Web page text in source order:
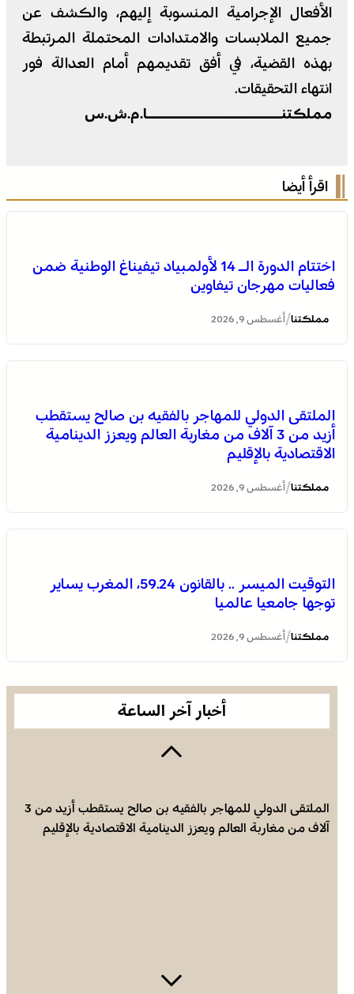
الأفعال الإجرامية المنسوبة إليهم، والكشف عن
جميع الملابسات والامتدادات المحتملة المرتبطة
بهذه القضية، في أفق تقديمهم أمام العدالة فور
انتهاء التحقيقات.
مملكتنـــــــــــــــــا.م.ش.س
اقرأ أيضا
اختتام الدورة الـ 14 لأولمبياد تيفيناغ الوطنية ضمن
فعاليات مهرجان تيفاوين
مملكتنا/أغسطس 9, 2026
الملتقى الدولي للمهاجر بالفقيه بن صالح يستقطب
أزيد من 3 آلاف من مغاربة العالم ويعزز الدينامية
الاقتصادية بالإقليم
مملكتنا/أغسطس 9, 2026
التوقيت الميسر .. بالقانون 59.24، المغرب يساير
توجها جامعيا عالميا
مملكتنا/أغسطس 9, 2026
أخبار آخر الساعة
اختتام الدورة الـ 14 لأولمبياد تيفيناغ الوطنية ضمن فعاليات
الملتقى الدولي للمهاجر بالفقيه بن صالح يستقطب أزيد من 3
آلاف من مغاربة العالم ويعزز الدينامية الاقتصادية بالإقليم